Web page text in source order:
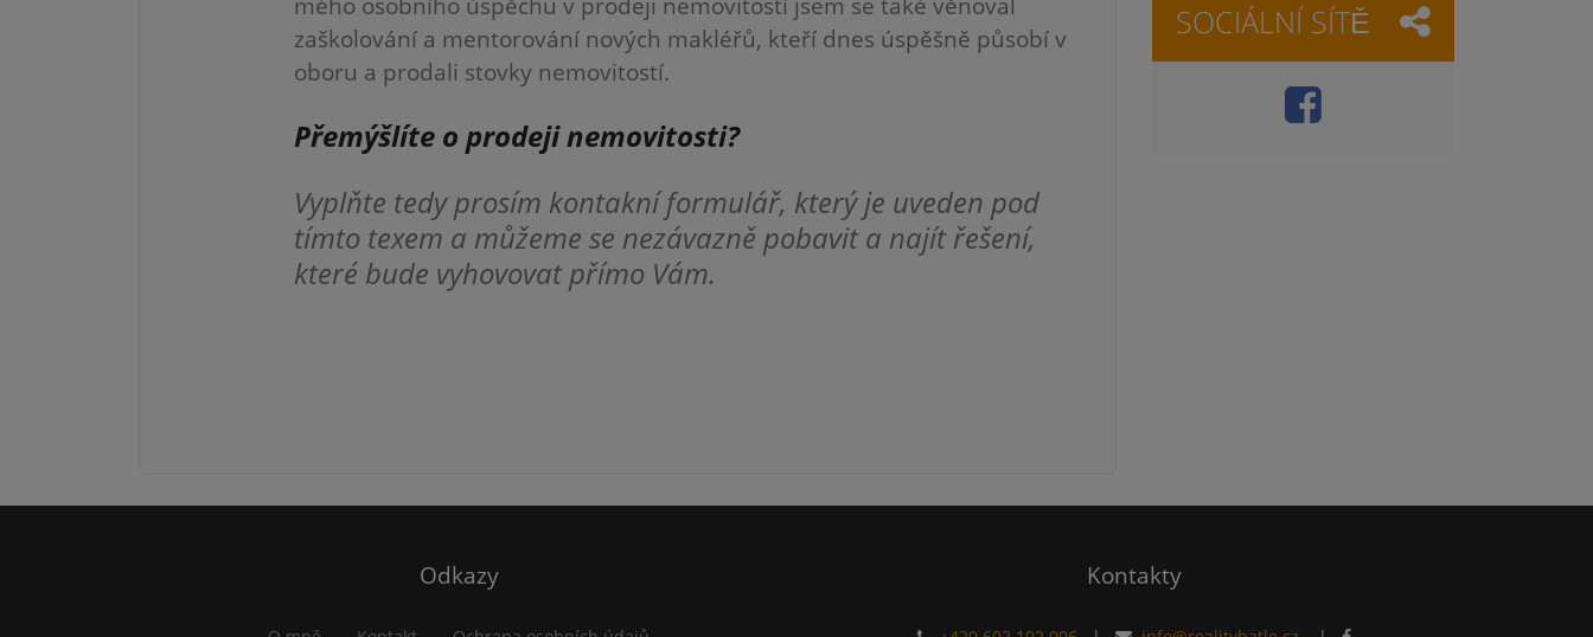
zaškolování a mentorování nových makléřů, kteří dnes úspěšně působí v
oboru a prodali stovky nemovitostí.
Přemýšlíte o prodeji nemovitosti?
Vyplňte tedy prosím kontakní formulář, který je uveden pod
tímto texem a můžeme se nezávazně pobavit a najít řešení,
které bude vyhovovat přímo Vám.
SOCIÁLNÍ SÍTĚ
Odkazy Kontakty